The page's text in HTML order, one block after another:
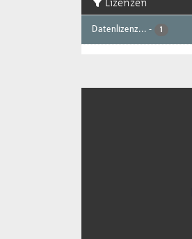
Datenlizenz... - 1